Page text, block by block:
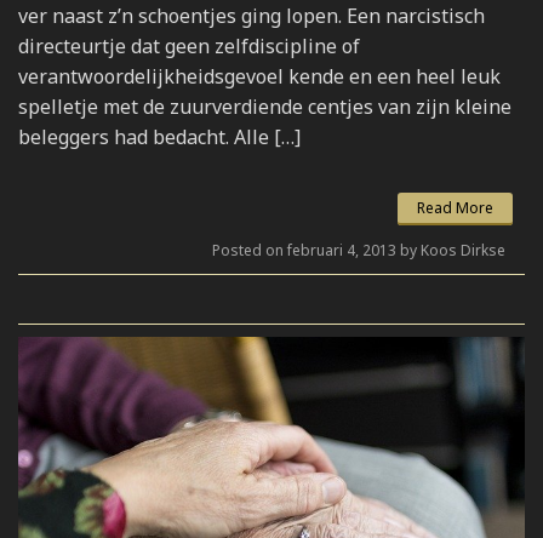
ver naast z’n schoentjes ging lopen. Een narcistisch
directeurtje dat geen zelfdiscipline of
verantwoordelijkheidsgevoel kende en een heel leuk
spelletje met de zuurverdiende centjes van zijn kleine
beleggers had bedacht. Alle […]
Read More
Posted on februari 4, 2013 by Koos Dirkse